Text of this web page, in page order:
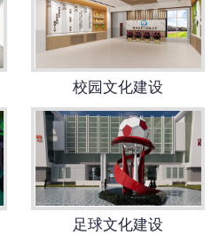
文化长廊
功能教室
VI设计
校园文化建设
足球文化建设